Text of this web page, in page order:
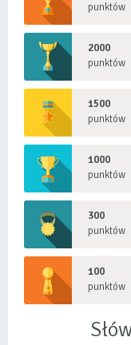
punktów
2000
punktów
1500
punktów
1000
punktów
300
punktów
100
punktów